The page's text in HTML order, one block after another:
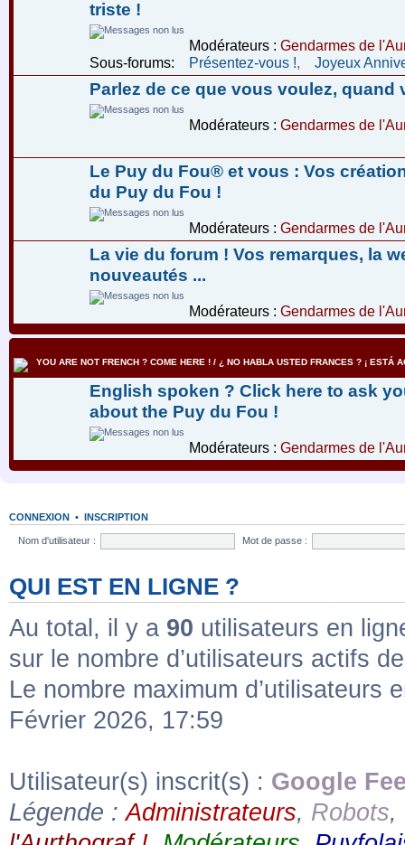
triste !
Modérateurs : Gendarmes de
Sous-forums:
Présentez-vous ! Joyeux
Parlez de ce que vous voulez, quand
Modérateurs : Gendarmes de
Le Puy du Fou® et vous : Vos
du Puy du Fou !
Modérateurs : Gendarmes de
La vie du forum ! Vos remarques, la
nouveautés ...
Modérateurs : Gendarmes de
YOU ARE NOT FRENCH ? COME HERE ! / ¿ NO HABLA USTED FRANCES ? ¡ ESTÁ
English spoken ? Click here to ask
about the Puy du Fou !
Modérateurs : Gendarmes de
CONNEXION • INSCRIPTION
Nom d'utilisateur : Mot de passe :
QUI EST EN LIGNE ?
Au total, il y a 90 utilisateurs en
sur le nombre d’utilisateurs actifs
Le nombre maximum
Février 2026, 17:59
Utilisateur(s) inscrit(s) : Google
Légende :Administrateurs, Robots,